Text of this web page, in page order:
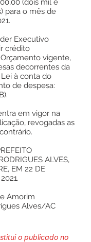
(dois mil e
para o mês de
Executivo
crédito
vigente,
decorrentes da
à conta do
de despesa:
em vigor na
revogadas as
ALVES,
EM 22 DE
Amorim
Alves/AC
o publicado no